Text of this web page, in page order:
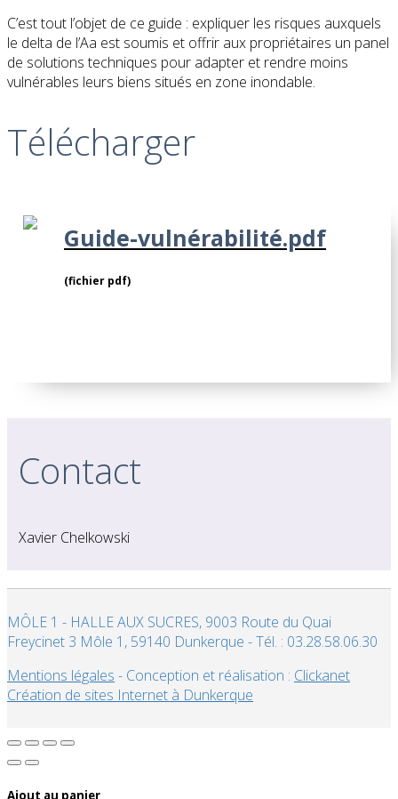
C’est tout l’objet de ce guide : expliquer les risques auxquels
le delta de l’Aa est soumis et offrir aux propriétaires un panel
de solutions techniques pour adapter et rendre moins
vulnérables leurs biens situés en zone inondable.
Télécharger
Guide-vulnérabilité.pdf
(fichier pdf)
Contact
Xavier Chelkowski
MÔLE 1 - HALLE AUX SUCRES, 9003 Route du Quai
Freycinet 3 Môle 1, 59140 Dunkerque - Tél. : 03.28.58.06.30
Mentions légales - Conception et réalisation : Clickanet
Création de sites Internet à Dunkerque
Ajout au panier